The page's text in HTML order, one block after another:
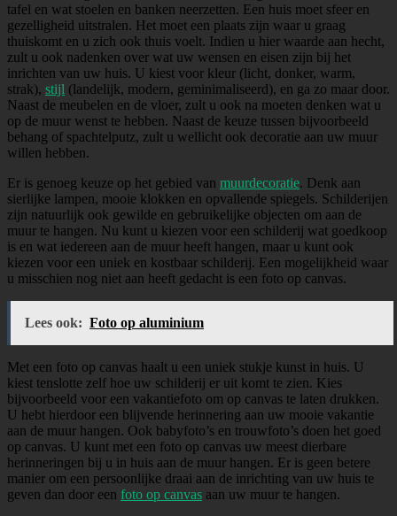
tafel en wat stoelen en banken neerzetten. Een huis moet sfeer en
gezelligheid uitstralen. Het moet een plaats zijn waar u graag
thuiskomt en u zich ook thuis voelt. Indien u hier waarde aan hecht,
zult u ook nadenken over wat uw wensen en eisen zijn bij het
inrichten van uw huis. U kiest voor kleur (licht, donker, warm,
strak), stijl (landelijk, modern, geminimaliseerd), en ga zo maar door.
Naast de meubelen en de vloer, zult u ook na moeten denken wat u
op de muur wenst te hebben. Naast de keuze tussen bijvoorbeeld
behang of spachtelputz, zult u wellicht ook decoratie aan uw muur
willen hebben.
Er is genoeg keuze op het gebied van muurdecoratie. Denk aan
sierlijke lampen, mooie klokken en opvallende spiegels. Schilderijen
zijn natuurlijk ook gewilde en gebruikelijke objecten om aan de
muur te hangen. Nu kunt u kiezen voor een schilderij wat goedkoop
is en wat iedereen aan de muur heeft hangen, maar u kunt ook
kiezen voor een uniek en kostbaar schilderij. Een mogelijkheid waar
u misschien nog niet aan heeft gedacht is een foto op canvas.
Lees ook: Foto op aluminium
Met een foto op canvas haalt u een uniek stukje kunst in huis. U
kiest tenslotte zelf hoe uw schilderij er uit komt te zien. Kies
bijvoorbeeld voor een vakantiefoto om op canvas te laten drukken.
U hebt hierdoor een blijvende herinnering aan uw mooie vakantie
aan de muur hangen. Ook babyfoto’s en trouwfoto’s doen het goed
op canvas. U kunt met een foto op canvas uw meest dierbare
herinneringen bij u in huis aan de muur hangen. Er is geen betere
manier om een persoonlijke draai aan de inrichting van uw huis te
geven dan door een foto op canvas aan uw muur te hangen.